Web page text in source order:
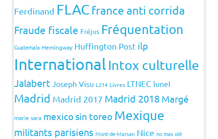
Ferdinand FLAC france anti corrida
Fraude fiscale Fréjus Fréquentation
Guatemala Hemingway Huffington Post ilp
International Intox culturelle
Jalabert Joseph Visu L214 Livres LTNEC lunel
Madrid Madrid 2017 Madrid 2018 Margé
marie sara mexico sin toreo Mexique
militants parisiens Mont-de-Marsan Nice no mas olé